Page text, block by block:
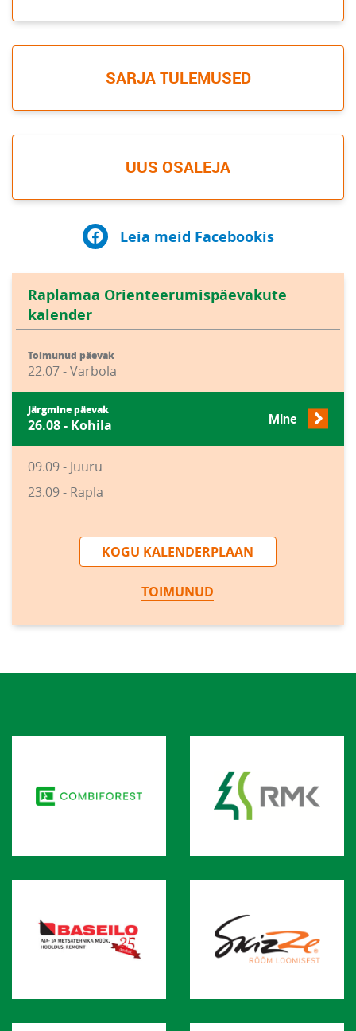
SARJA TULEMUSED
UUS OSALEJA
Leia meid Facebookis
Raplamaa Orienteerumispäevakute
kalender
Toimunud päevak
22.07 - Varbola
Järgmine päevak
26.08 - Kohila Mine
09.09 - Juuru
23.09 - Rapla
KOGU KALENDERPLAAN
TOIMUNUD